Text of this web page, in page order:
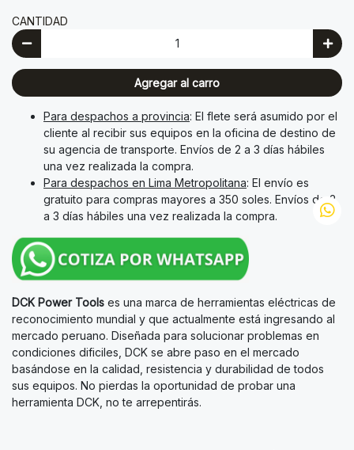
CANTIDAD
Agregar al carro
Para despachos a provincia: El flete será asumido por el
cliente al recibir sus equipos en la oficina de destino de
su agencia de transporte. Envíos de 2 a 3 días hábiles
una vez realizada la compra.
Para despachos en Lima Metropolitana: El envío es
gratuito para compras mayores a 350 soles. Envíos de 2
a 3 días hábiles una vez realizada la compra.
DCK Power Tools es una marca de herramientas eléctricas de
reconocimiento mundial y que actualmente está ingresando al
mercado peruano. Diseñada para solucionar problemas en
condiciones dificiles, DCK se abre paso en el mercado
basándose en la calidad, resistencia y durabilidad de todos
sus equipos. No pierdas la oportunidad de probar una
herramienta DCK, no te arrepentirás.